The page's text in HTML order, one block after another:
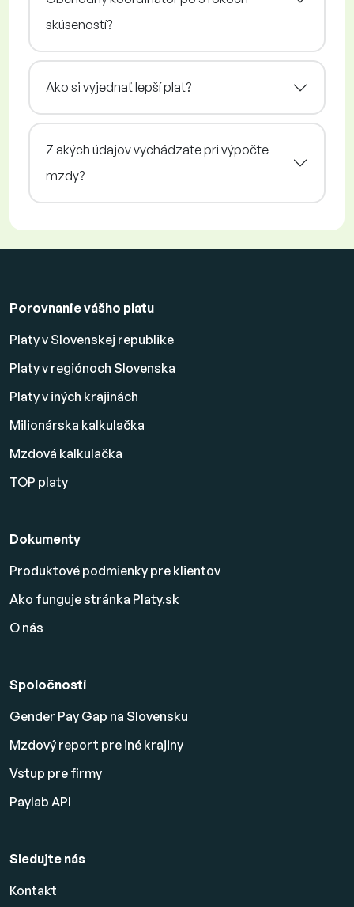
skúseností?
Ako si vyjednať lepší plat?
Z akých údajov vychádzate pri výpočte
mzdy?
Porovnanie vášho platu
Platy v Slovenskej republike
Platy v regiónoch Slovenska
Platy v iných krajinách
Milionárska kalkulačka
Mzdová kalkulačka
TOP platy
Dokumenty
Produktové podmienky pre klientov
Ako funguje stránka Platy.sk
O nás
Spoločnosti
Gender Pay Gap na Slovensku
Mzdový report pre iné krajiny
Vstup pre firmy
Paylab API
Sledujte nás
Kontakt